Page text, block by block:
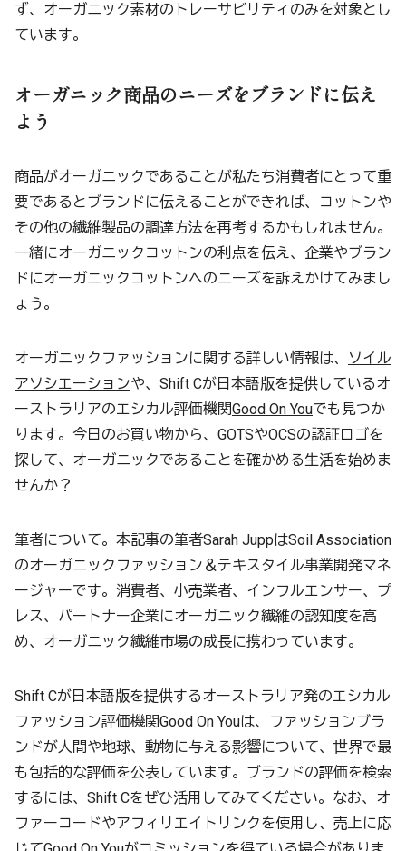
ず、オーガニック素材のトレーサビリティのみを対象とし
ています。
オーガニック商品のニーズをブランドに伝え
よう
商品がオーガニックであることが私たち消費者にとって重
要であるとブランドに伝えることができれば、コットンや
その他の繊維製品の調達方法を再考するかもしれません。
一緒にオーガニックコットンの利点を伝え、企業やブラン
ドにオーガニックコットンへのニーズを訴えかけてみまし
ょう。
オーガニックファッションに関する詳しい情報は、
ソイル
アソシエーションや、Shift Cが日本語版を提供しているオ
ーストラリアのエシカル評価機関Good On Youでも見つか
ります。今日のお買い物から、GOTSやOCSの認証ロゴを
探して、オーガニックであることを確かめる生活を始めま
せんか？
筆者について。本記事の筆者Sarah JuppはSoil Association
のオーガニックファッション＆テキスタイル事業開発マネ
ージャーです。消費者、小売業者、インフルエンサー、プ
レス、パートナー企業にオーガニック繊維の認知度を高
め、オーガニック繊維市場の成長に携わっています。
Shift Cが日本語版を提供するオーストラリア発のエシカル
ファッション評価機関Good On Youは、ファッションブラ
ンドが人間や地球、動物に与える影響について、世界で最
も包括的な評価を公表しています。ブランドの評価を検索
するには、Shift Cをぜひ活用してみてください。なお、オ
ファーコードやアフィリエイトリンクを使用し、売上に応